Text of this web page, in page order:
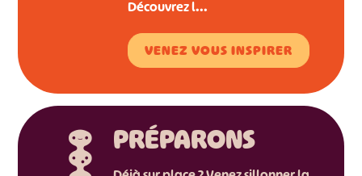
Découvrez l...
VENEZ VOUS INSPIRER
PRÉPARONS